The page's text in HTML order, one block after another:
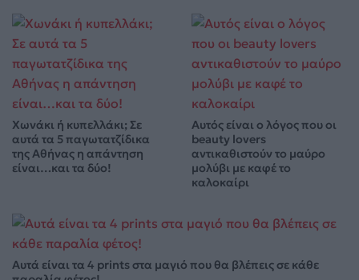
Χωνάκι ή κυπελλάκι; Σε
αυτά τα 5 παγωτατζίδικα
της Αθήνας η απάντηση
είναι…και τα δύο!
Αυτός είναι ο λόγος που οι
beauty lovers
αντικαθιστούν το μαύρο
μολύβι με καφέ το
καλοκαίρι
Αυτά είναι τα 4 prints στα μαγιό που θα βλέπεις σε κάθε